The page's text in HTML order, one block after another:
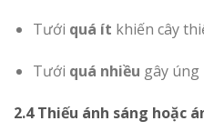
Tưới quá ít khiến cây
Tưới quá nhiều gây úng
2.4 Thiếu ánh sáng hoặc